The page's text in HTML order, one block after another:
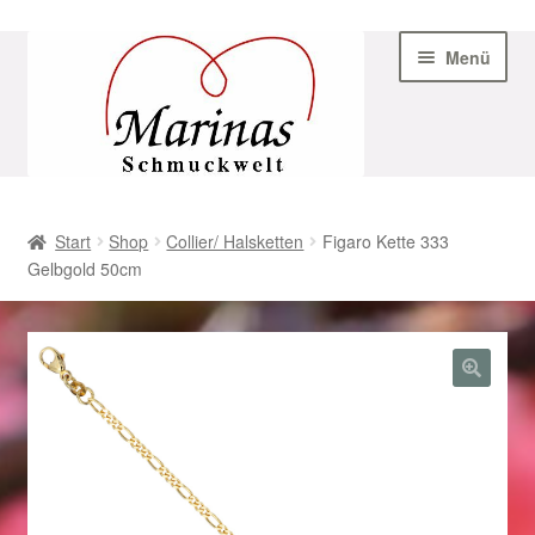
Navigation
Menü
AGB
Beispiel-Seite
Datenschutz
Geschenke zu Ostern 2023
Geschenke zu Ostern 2024
Start Shop Collier/ Halsketten
Figaro Kette 333
Gelbgold 50cm